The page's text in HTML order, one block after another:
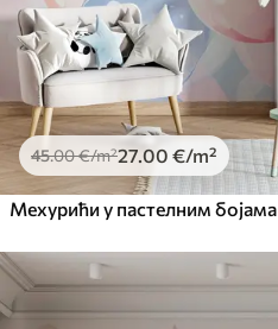
45.00€/m²27.00 €/m²
Мехурићи у пастелним бојама